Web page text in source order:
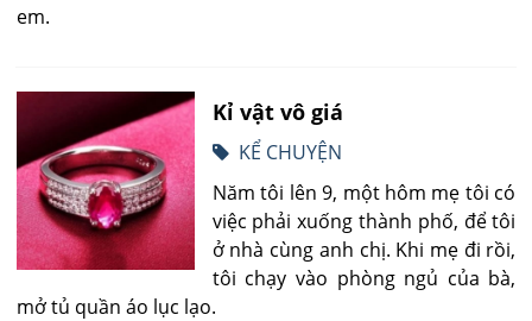
em.
Kỉ vật vô giá
KỂ CHUYỆN
Năm tôi lên 9, một hôm mẹ tôi có
việc phải xuống thành phố, để tôi
ở nhà cùng anh chị. Khi mẹ đi rồi,
tôi chạy vào phòng ngủ của bà,
mở tủ quần áo lục lạo.